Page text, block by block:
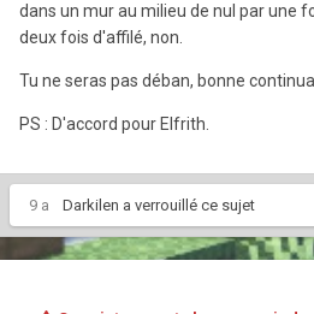
dans un mur au milieu de nul par une
deux fois d'affilé, non.
Tu ne seras pas déban, bonne
PS : D'accord pour Elfrith.
9 a Darkilen a verrouillé ce sujet